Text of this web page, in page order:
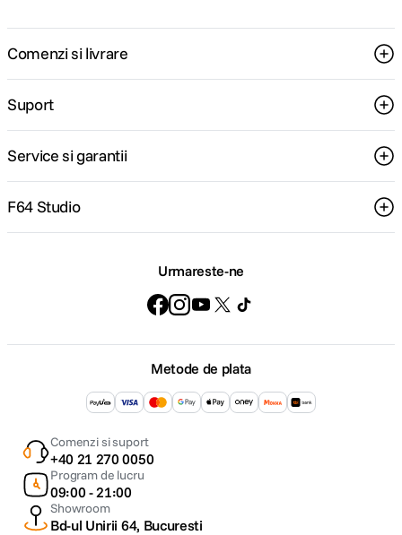
Comenzi si livrare
Suport
Service si garantii
F64 Studio
Urmareste-ne
Metode de plata
Comenzi si suport
+40 21 270 0050
Program de lucru
09:00 - 21:00
Showroom
Bd-ul Unirii 64, Bucuresti